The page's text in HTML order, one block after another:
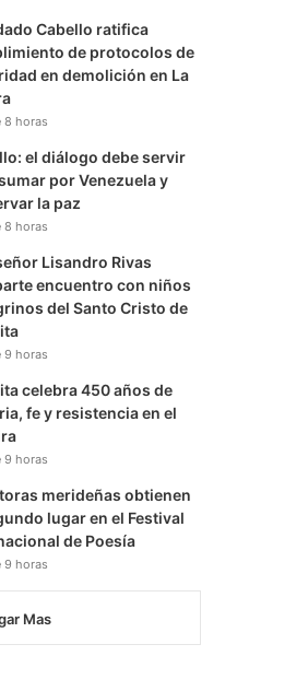
a
m
m
Cabello ratifica
de protocolos de
en demolición en La
8 horas
el diálogo debe servir
por Venezuela y
la paz
8 horas
Lisandro Rivas
encuentro con niños
del Santo Cristo de
9 horas
celebra 450 años de
fe y resistencia en el
9 horas
merideñas obtienen
lugar en el Festival
de Poesía
9 horas
Mas